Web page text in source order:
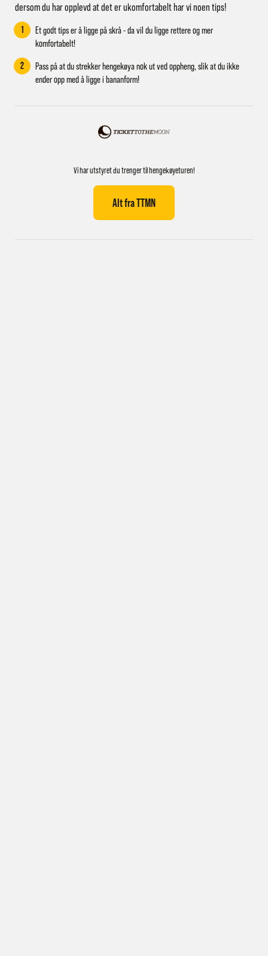
dersom du har opplevd at det er ukomfortabelt har vi noen tips!
1
Et godt tips er å ligge på skrå - da vil du ligge rettere og mer
komfortabelt!
2
Pass på at du strekker hengekøya nok ut ved oppheng, slik at du ikke
ender opp med å ligge i bananform!
Vi har utstyret du trenger til hengekøyeturen!
Alt fra TTMN